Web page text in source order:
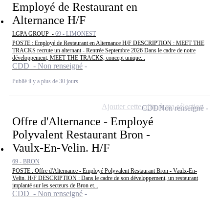
Employé de Restaurant en
Alternance H/F
LGPA GROUP - 69 - LIMONEST
POSTE : Employé de Restaurant en Alternance H/F DESCRIPTION : MEET THE
TRACKS recrute un alternant - Rentrée Septembre 2026 Dans le cadre de notre
développement, MEET THE TRACKS, concept unique...
CDD - Non renseigné
Publié il y a plus de 30 jours
Offre d'Alternance - Employé
Polyvalent Restaurant Bron -
Vaulx-En-Velin. H/F
69 - BRON
POSTE : Offre d'Alternance - Employé Polyvalent Restaurant Bron - Vaulx-En-
Velin. H/F DESCRIPTION : Dans le cadre de son développement, un restaurant
implanté sur les secteurs de Bron et...
CDD - Non renseigné
CDDNon renseigné
Ajouter cette offre à ma sélection